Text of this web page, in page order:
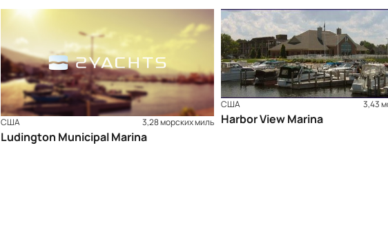
США 3,28 морских миль
Ludington Municipal Marina
США 3,43
Harbor View Marina